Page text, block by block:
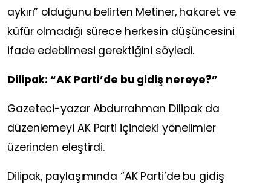
aykırı” olduğunu belirten Metiner, hakaret ve
küfür olmadığı sürece herkesin düşüncesini
ifade edebilmesi gerektiğini söyledi.
Dilipak: “AK Parti’de bu gidiş nereye?”
Gazeteci-yazar Abdurrahman Dilipak da
düzenlemeyi AK Parti içindeki yönelimler
üzerinden eleştirdi.
Dilipak, paylaşımında “AK Parti’de bu gidiş